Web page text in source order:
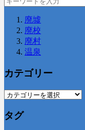
廃墟
廃校
廃村
温泉
カテゴリー
タグ